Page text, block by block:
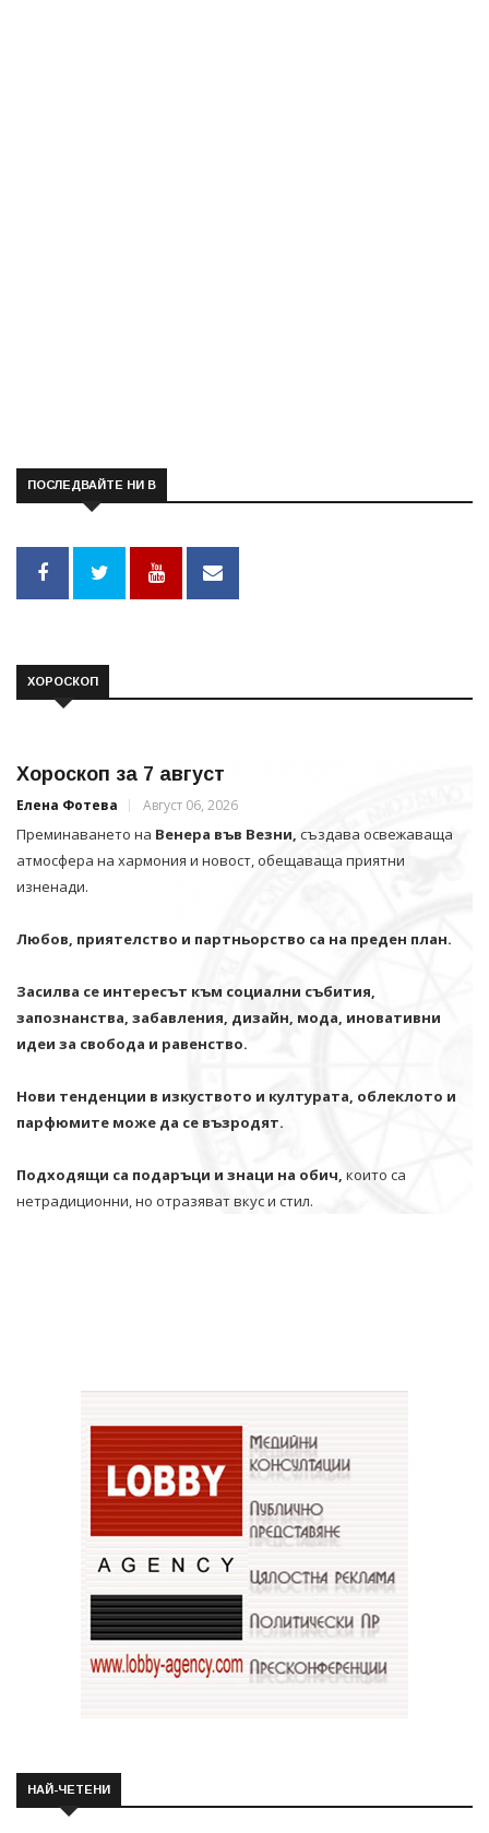
ПОСЛЕДВАЙТЕ НИ В
ХОРОСКОП
Хороскоп за 7 август
Елена Фотева Август 06, 2026
Преминаването на Венера във Везни, създава освежаваща
атмосфера на хармония и новост, обещаваща приятни
изненади.
Любов, приятелство и партньорство са на преден план.
Засилва се интересът към социални събития,
запознанства, забавления, дизайн, мода, иновативни
идеи за свобода и равенство.
Нови тенденции в изкуството и културата, облеклото и
парфюмите може да се възродят.
Подходящи са подаръци и знаци на обич, които са
нетрадиционни, но отразяват вкус и стил.
НАЙ-ЧЕТЕНИ